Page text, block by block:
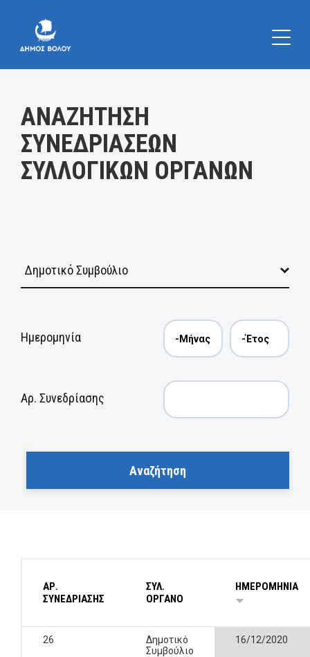
ΑΝΑΖΗΤΗΣΗ
ΣΥΝΕΔΡΙΑΣΕΩΝ
ΣΥΛΛΟΓΙΚΩΝ ΟΡΓΑΝΩΝ
Ημερομηνία
Αρ. Συνεδρίασης
ΑΡ.
ΣΥΝΕΔΡΙΑΣΗΣ
ΣΥΛ.
ΟΡΓΑΝΟ
ΗΜΕΡΟΜΗΝΙΑ
26
Δημοτικό
Συμβούλιο
16/12/2020